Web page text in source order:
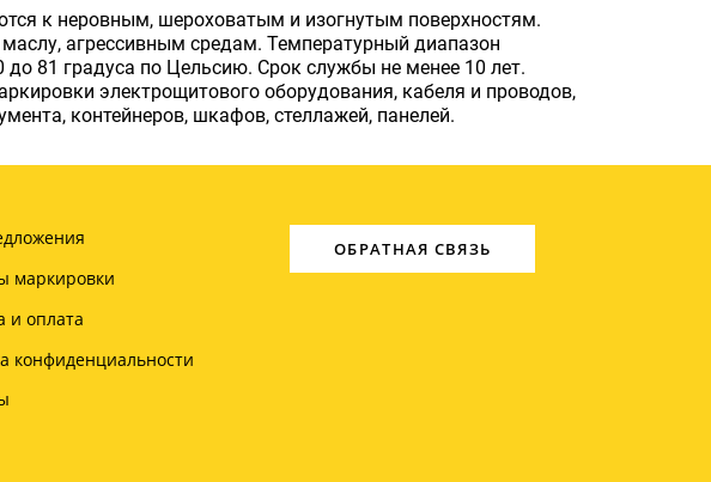
к неровным, шероховатым и изогнутым поверхностям.
агрессивным средам. Температурный диапазон
до 81 градуса по Цельсию. Срок службы не менее 10 лет.
электрощитового оборудования, кабеля и проводов,
контейнеров, шкафов, стеллажей, панелей.
маркировки
и оплата
конфиденциальности
ОБРАТНАЯ СВЯЗЬ